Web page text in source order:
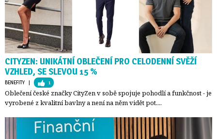
CITYZEN: UNIKÁTNÍ OBLEČENÍ PRO CELODENNÍ SVĚŽÍ
VZHLED, SE SLEVOU 15 %
BENEFITY | 1
Oblečení české značky CityZen v sobě spojuje pohodlí a funkčnost - je
vyrobené z kvalitní bavlny a není na něm vidět pot....